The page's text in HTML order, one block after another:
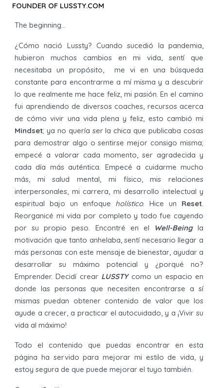
FOUNDER OF LUSSTY.COM
The beginning…
¿Cómo nació Lussty? Cuando sucedió la pandemia,
hubieron muchos cambios en mi vida, sentí que
necesitaba un propósito, me vi en una búsqueda
constante para encontrarme a mí misma y a descubrir
lo que realmente me hace feliz, mi pasión. En el camino
fui aprendiendo de diversos coaches, recursos acerca
de cómo vivir una vida plena y feliz, esto cambió mi
Mindset; ya no quería ser la chica que publicaba cosas
para demostrar algo o sentirse mejor consigo misma;
empecé a valorar cada momento, ser agradecida y
cada día más auténtica. Empecé a cuidarme mucho
más, mi salud mental, mi físico, mis relaciones
interpersonales, mi carrera, mi desarrollo intelectual y
espiritual bajo un enfoque holístico. Hice un Reset
Reorganicé mi vida por completo y todo fue cayendo
por su propio peso. Encontré en el
Well-Beingla
motivación que tanto anhelaba, sentí necesario llegar a
más personas con este mensaje de bienestar, ayudar a
desarrollar su máximo potencial y ¿porqué no?
Emprender. Decidí crear LUSSTYcomo un espacio en
donde las personas que necesiten encontrarse a sí
mismas puedan obtener contenido de valor que los
ayude a crecer, a practicar el autocuidado, y a ¡Vivir su
vida al máximo!
Todo el contenido que puedas encontrar en esta
página ha servido para mejorar mi estilo de vida, y
estoy segura de que puede mejorar el tuyo también.